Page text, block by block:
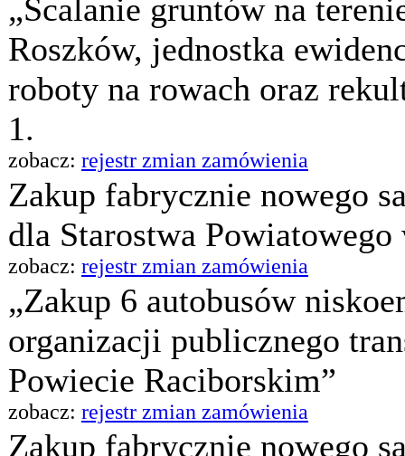
„Scalanie gruntów na
Roszków, jednostka
roboty na rowach oraz
1.
zobacz: rejestr zmian zamówienia
Zakup fabrycznie nowego
dla Starostwa
zobacz: rejestr zmian zamówienia
„Zakup 6 autobusów
organizacji publicznego
Powiecie Raciborskim”
zobacz: rejestr zmian zamówienia
Zakup fabrycznie nowego